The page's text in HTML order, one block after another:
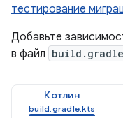
тестирование
Добавьте
в файл build.gradle
Котлин